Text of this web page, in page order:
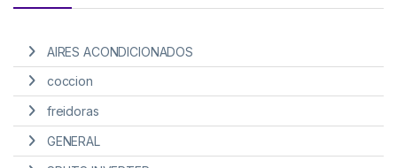
AIRES ACONDICIONADOS
coccion
freidoras
GENERAL